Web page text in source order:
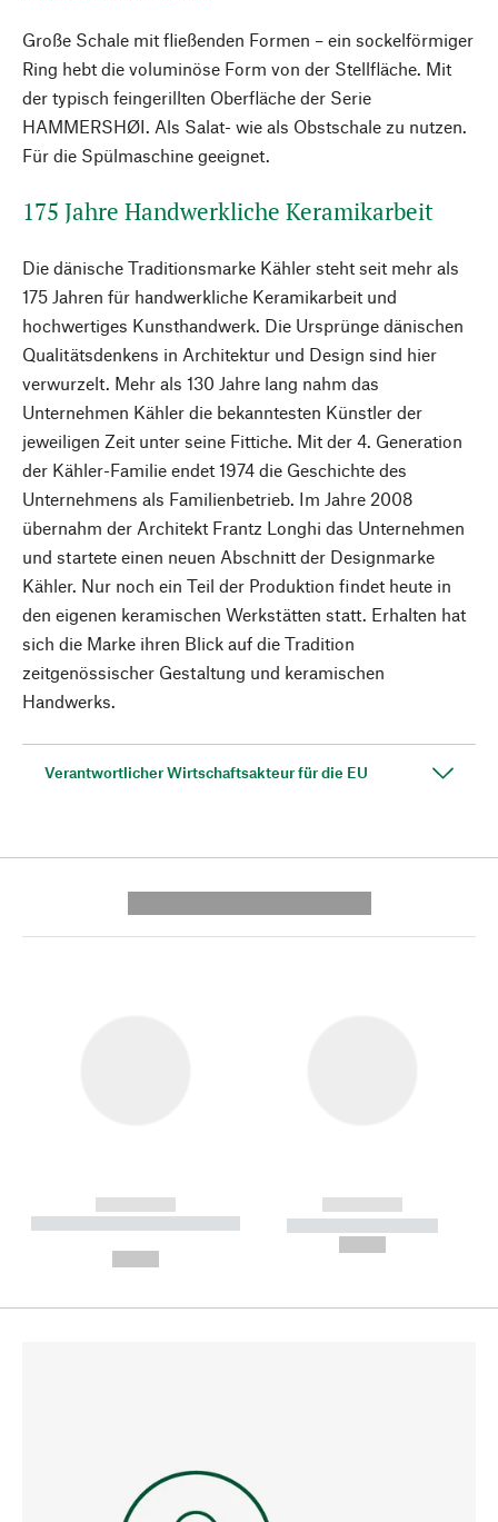
Große Schale mit fließenden Formen – ein sockelförmiger
Ring hebt die voluminöse Form von der Stellfläche. Mit
der typisch feingerillten Oberfläche der Serie
HAMMERSHØI. Als Salat- wie als Obstschale zu nutzen.
Für die Spülmaschine geeignet.
175 Jahre Handwerkliche Keramikarbeit
Die dänische Traditionsmarke Kähler steht seit mehr als
175 Jahren für handwerkliche Keramikarbeit und
hochwertiges Kunsthandwerk. Die Ursprünge dänischen
Qualitätsdenkens in Architektur und Design sind hier
verwurzelt. Mehr als 130 Jahre lang nahm das
Unternehmen Kähler die bekanntesten Künstler der
jeweiligen Zeit unter seine Fittiche. Mit der 4. Generation
der Kähler-Familie endet 1974 die Geschichte des
Unternehmens als Familienbetrieb. Im Jahre 2008
übernahm der Architekt Frantz Longhi das Unternehmen
und startete einen neuen Abschnitt der Designmarke
Kähler. Nur noch ein Teil der Produktion findet heute in
den eigenen keramischen Werkstätten statt. Erhalten hat
sich die Marke ihren Blick auf die Tradition
zeitgenössischer Gestaltung und keramischen
Handwerks.
Verantwortlicher Wirtschaftsakteur für die EU
------------
----------- ----------- --------
------------
----------- -----------